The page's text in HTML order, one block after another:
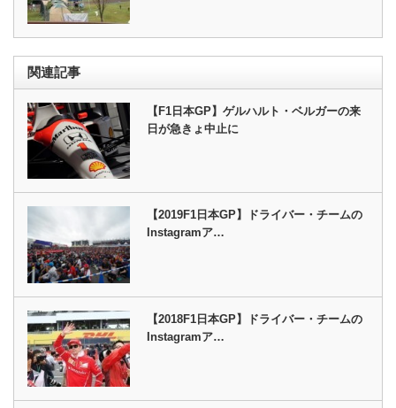
関連記事
【F1日本GP】ゲルハルト・ベルガーの来
日が急きょ中止に
【2019F1日本GP】ドライバー・チームの
Instagramア…
【2018F1日本GP】ドライバー・チームの
Instagramア…